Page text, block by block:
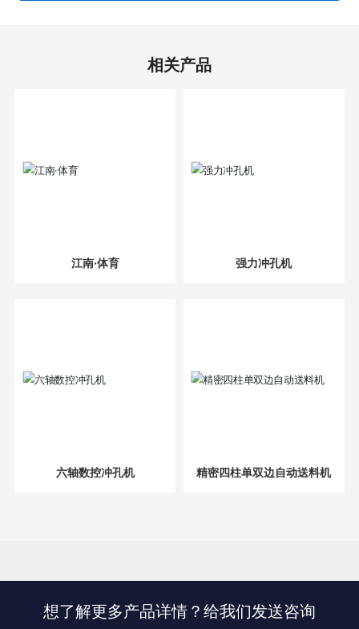
相关产品
江南·体育 强力冲孔机
六轴数控冲孔机 精密四柱单双边自动送料机
想了解更多产品详情？给我们发送咨询